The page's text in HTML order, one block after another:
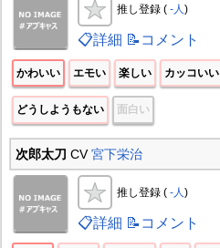
推し登録 ( -人)
📋詳細 📝コメント
かわいい エモい 楽しい カッコいい
どうしようもない 面白い
次郎太刀 CV宮下栄治
推し登録 ( -人)
📋詳細 📝コメント